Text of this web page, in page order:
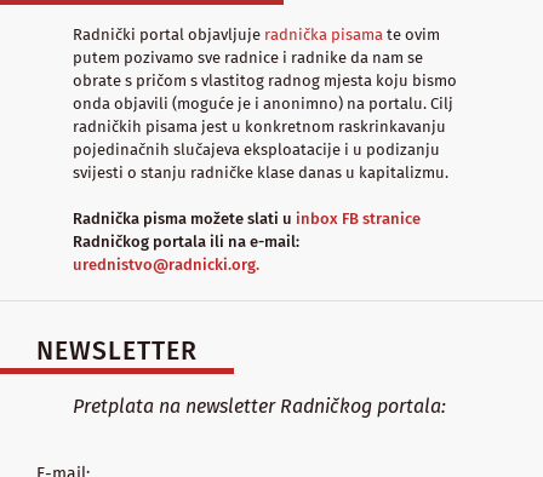
Radnički portal objavljuje radnička pisama te ovim
putem pozivamo sve radnice i radnike da nam se
obrate s pričom s vlastitog radnog mjesta koju bismo
onda objavili (moguće je i anonimno) na portalu. Cilj
radničkih pisama jest u konkretnom raskrinkavanju
pojedinačnih slučajeva eksploatacije i u podizanju
svijesti o stanju radničke klase danas u kapitalizmu.
Radnička pisma možete slati u inbox FB stranice
Radničkog portala ili na e-mail:
urednistvo@radnicki.org.
NEWSLETTER
Pretplata na newsletter Radničkog portala: